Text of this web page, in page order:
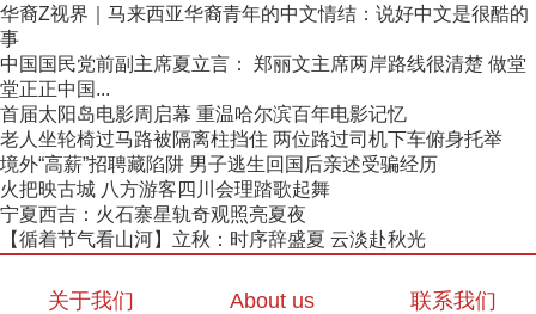
华裔Z视界｜马来西亚华裔青年的中文情结：说好中文是很酷的
事
中国国民党前副主席夏立言： 郑丽文主席两岸路线很清楚 做堂
堂正正中国...
首届太阳岛电影周启幕 重温哈尔滨百年电影记忆
老人坐轮椅过马路被隔离柱挡住 两位路过司机下车俯身托举
境外“高薪”招聘藏陷阱 男子逃生回国后亲述受骗经历
火把映古城 八方游客四川会理踏歌起舞
宁夏西吉：火石寨星轨奇观照亮夏夜
【循着节气看山河】立秋：时序辞盛夏 云淡赴秋光
关于我们 About us 联系我们